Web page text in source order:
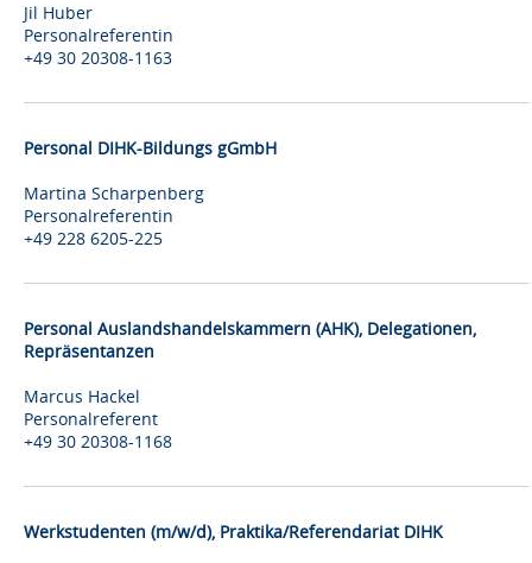
Jil Huber
Personalreferentin
+49 30 20308-1163
Personal DIHK-Bildungs gGmbH
Martina Scharpenberg
Personalreferentin
+49 228 6205-225
Personal Auslandshandelskammern (AHK), Delegationen,
Repräsentanzen
Marcus Hackel
Personalreferent
+49 30 20308-1168
Werkstudenten (m/w/d), Praktika/Referendariat DIHK